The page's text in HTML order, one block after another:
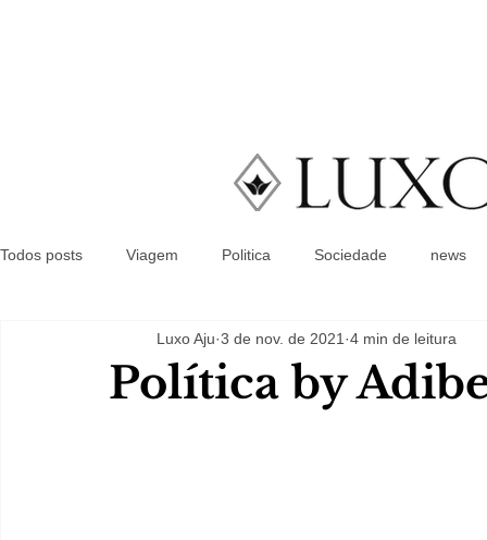
Todos posts Viagem Politica Sociedade news
Política by
Luxo Aju 3 de nov. de 2021 4 min de leitura